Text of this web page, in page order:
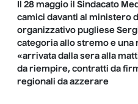
Il 28 maggio il Sindacato
camici davanti al ministero
organizzativo pugliese
categoria allo stremo e una
«arrivata dalla sera alla
da riempire, contratti da
regionali da azzerare